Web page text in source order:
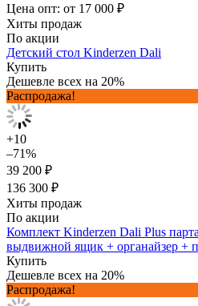
Цена опт: от 17 000 ₽
Хиты продаж
По акции
Детский стол Kinderzen Dali
Купить
Дешевле всех на 20%
Распродажа!
+10
–71%
39 200 ₽
136 300 ₽
Хиты продаж
По акции
Комплект Kinderzen Dali Plus
выдвижной ящик + органайзер +
Купить
Дешевле всех на 20%
Распродажа!